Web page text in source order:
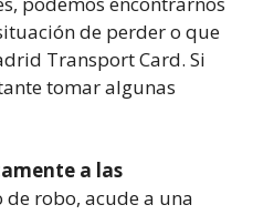
de perder o que
Transport Card. Si
tomar algunas
a las
de robo, acude a una